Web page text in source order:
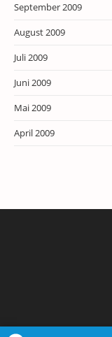
September 2009
August 2009
Juli 2009
Juni 2009
Mai 2009
April 2009